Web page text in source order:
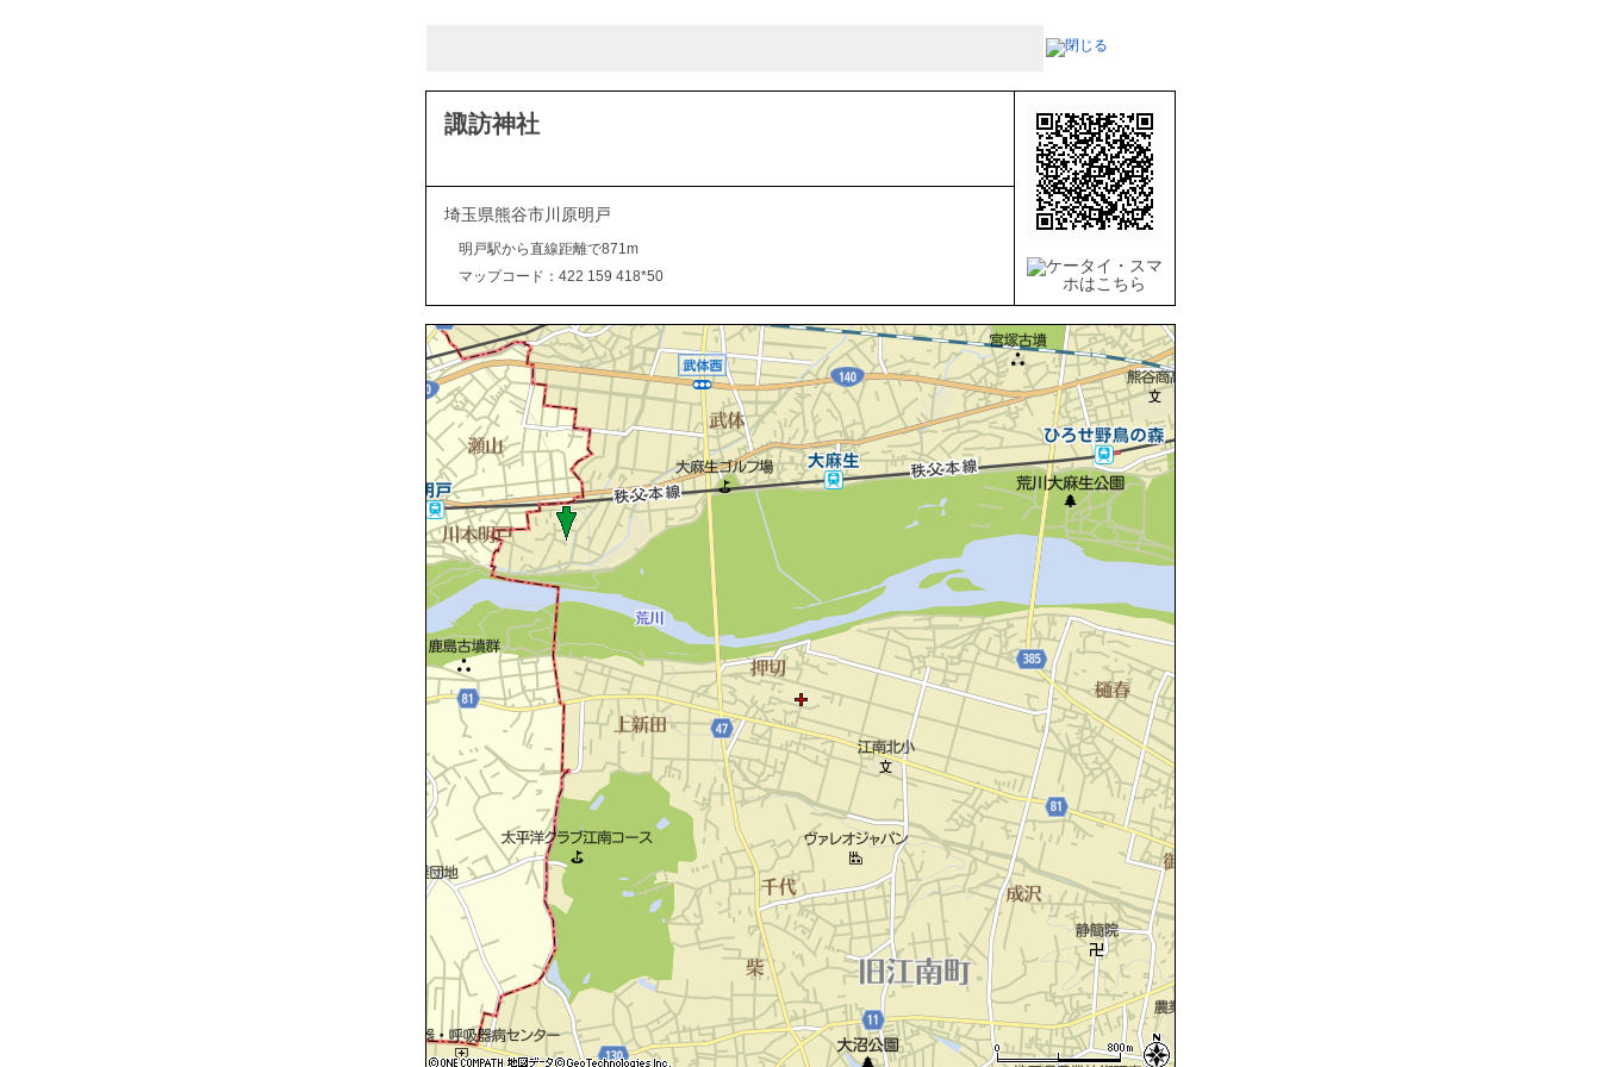
諏訪神社
埼玉県熊谷市川原明戸
明戸駅から直線距離で871m
マップコード：422 159 418*50